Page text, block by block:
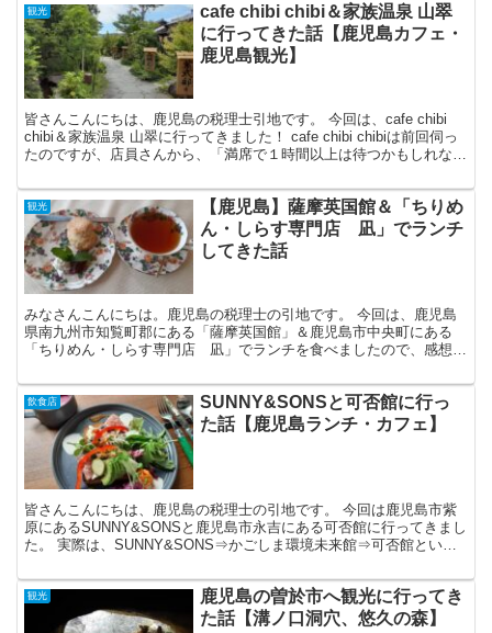
観光
cafe chibi chibi＆家族温泉 山翠
に行ってきた話【鹿児島カフェ・
鹿児島観光】
皆さんこんにちは、鹿児島の税理士引地です。 今回は、cafe chibi
chibi＆家族温泉 山翠に行ってきました！ cafe chibi chibiは前回伺っ
たのですが、店員さんから、「満席で１時間以上は待つかもしれな
観光
【鹿児島】薩摩英国館＆「ちりめ
ん・しらす専門店 凪」でランチ
してきた話
みなさんこんにちは。鹿児島の税理士の引地です。 今回は、鹿児島
県南九州市知覧町郡にある「薩摩英国館」＆鹿児島市中央町にある
「ちりめん・しらす専門店 凪」でランチを食べましたので、感想を
飲食店
SUNNY&SONSと可否館に行っ
た話【鹿児島ランチ・カフェ】
皆さんこんにちは、鹿児島の税理士の引地です。 今回は鹿児島市紫
原にあるSUNNY&SONSと鹿児島市永吉にある可否館に行ってきまし
た。 実際は、SUNNY&SONS⇒かごしま環境未来館⇒可否館という
観光
鹿児島の曽於市へ観光に行ってき
た話【溝ノ口洞穴、悠久の森】